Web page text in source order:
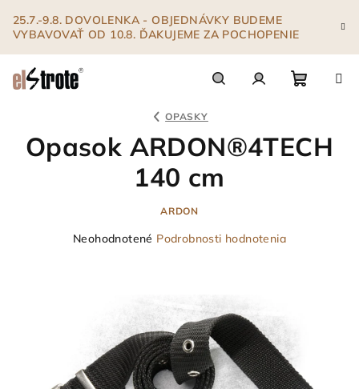
obsah
25.7.-9.8. DOVOLENKA - OBJEDNÁVKY BUDEME
VYBAVOVAŤ OD 10.8. ĎAKUJEME ZA POCHOPENIE
košík
OPASKY
Opasok ARDON®4TECH
140 cm
ARDON
Priemerné
hviezdičiek.
Neohodnotené Podrobnosti hodnotenia